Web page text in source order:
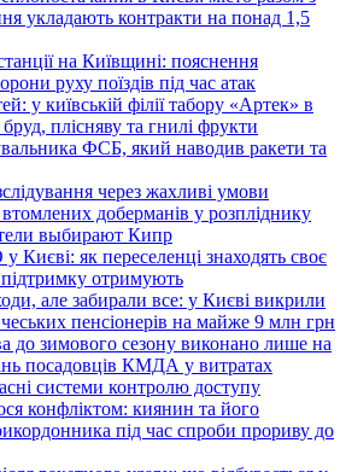
укладають контракти на понад 1,5
на Київщині: пояснення
руху поїздів під час атак
у київській філії табору «Артек» в
плісняву та гнилі фрукти
ФСБ, який наводив ракети та
через жахливі умови
доберманів у розпліднику
выбирают Кипр
Києві: як переселенці знаходять своє
підтримку отримують
але забирали все: у Києві викрили
пенсіонерів на майже 9 млн грн
до зимового сезону виконано лише на
посадовців КМДА у витратах
системи контролю доступу
конфліктом: киянин та його
під час спроби прориву до